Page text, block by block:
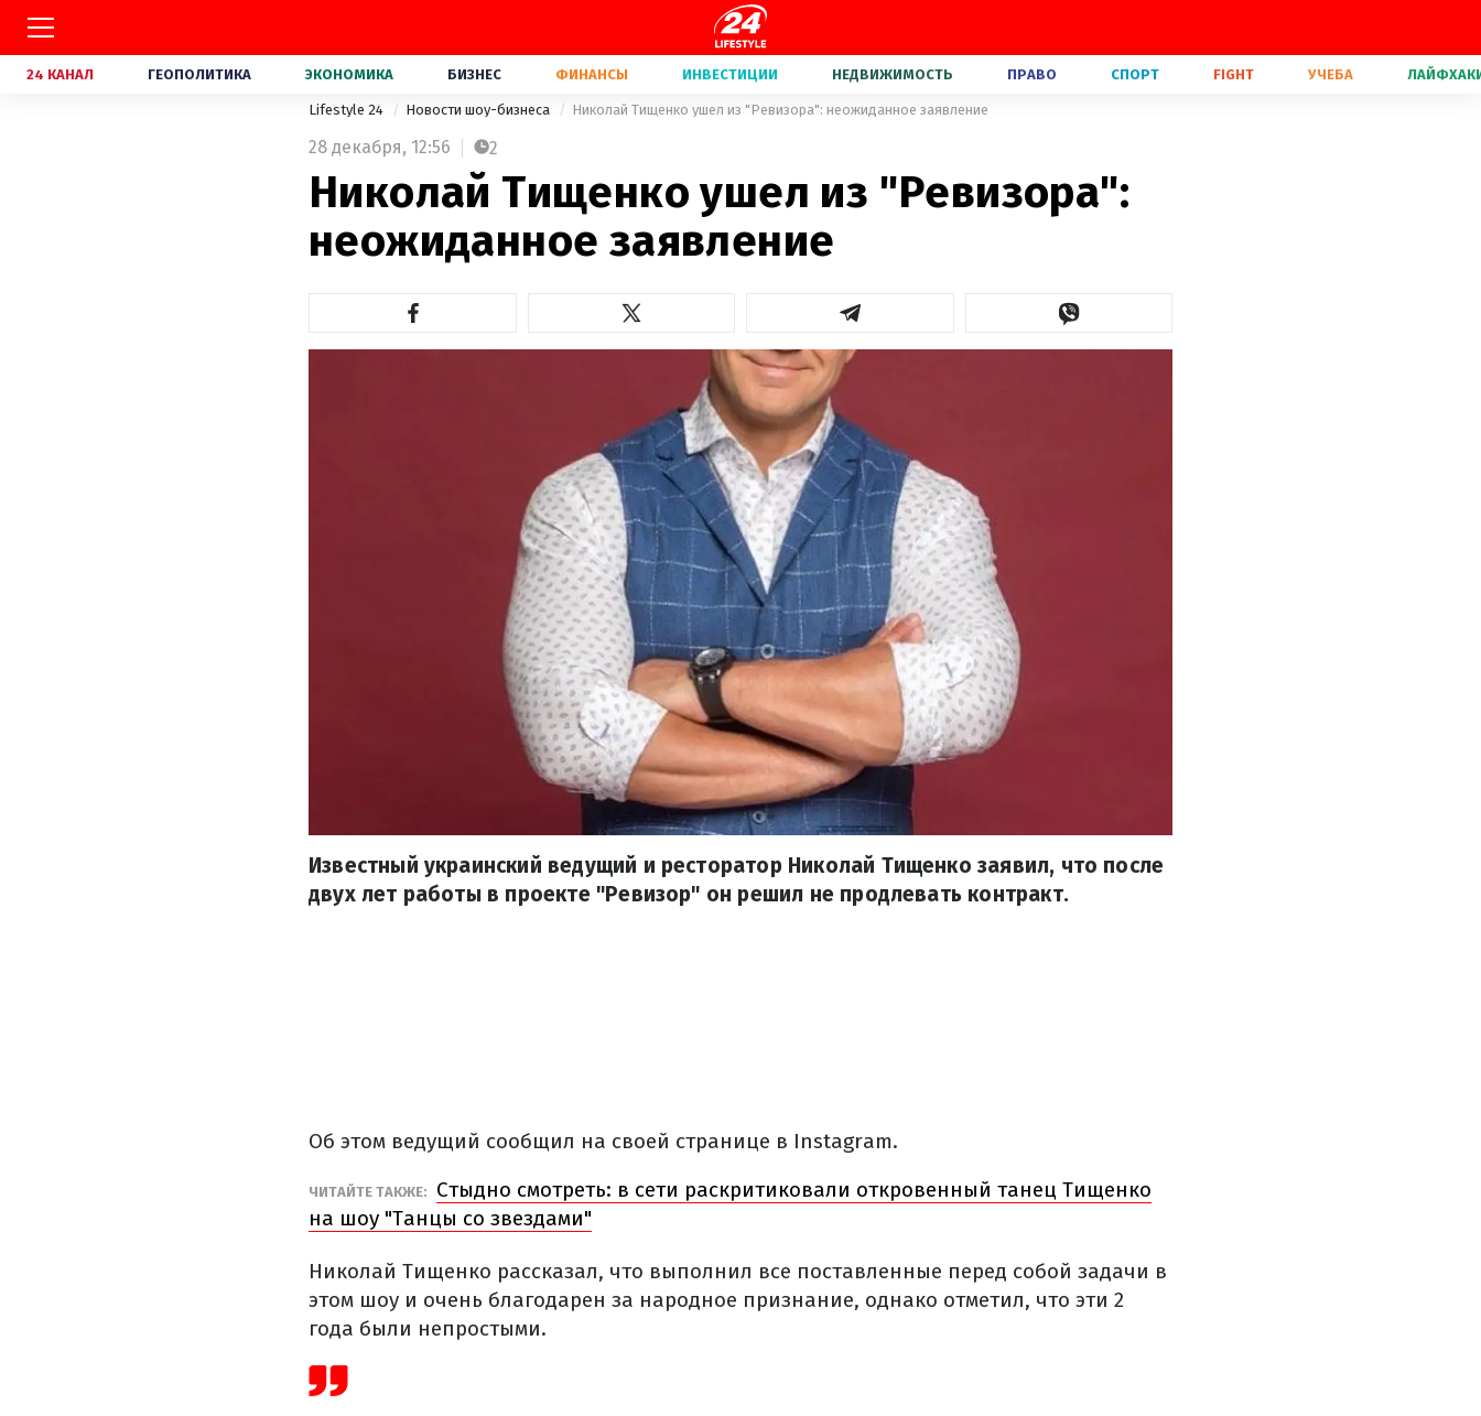
24 КАНАЛ ГЕОПОЛИТИКА ЭКОНОМИКА БИЗНЕС ФИНАНСЫ ИНВЕСТИЦИИ НЕДВИЖИМОСТЬ ПРАВО СПОРТ FIGHT УЧЕБА
Lifestyle 24 Новости шоу-бизнеса Николай Тищенко ушел из "Ревизора": неожиданное заявление
28 декабря, 12:56 2
Николай Тищенко ушел из "Ревизора":
неожиданное заявление
Известный украинский ведущий и ресторатор Николай Тищенко заявил, что после
двух лет работы в проекте "Ревизор" он решил не продлевать контракт.
Об этом ведущий сообщил на своей странице в Instagram.
ЧИТАЙТЕ ТАКЖЕ:
Стыдно смотреть: в сети раскритиковали откровенный танец Тищенко
на шоу "Танцы со звездами"
Николай Тищенко рассказал, что выполнил все поставленные перед собой задачи в
этом шоу и очень благодарен за народное признание, однако отметил, что эти 2
года были непростыми.